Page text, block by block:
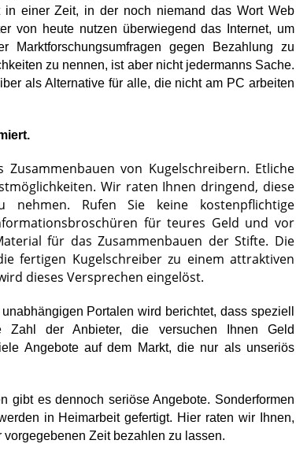
in einer Zeit, in der noch niemand das Wort Web
von heute nutzen überwiegend das Internet, um
Marktforschungsumfragen gegen Bezahlung zu
zu nennen, ist aber nicht jedermanns Sache.
als Alternative für alle, die nicht am PC arbeiten
von Kugelschreibern. Etliche
Wir raten Ihnen dringend, diese
Rufen Sie keine kostenpflichtige
für teures Geld und vor
für das Zusammenbauen der Stifte. Die
fertigen Kugelschreiber zu einem attraktiven
dieses Versprechen eingelöst.
Portalen wird berichtet, dass speziell
der Anbieter, die versuchen Ihnen Geld
Angebote auf dem Markt, die nur als unseriös
gibt es dennoch seriöse Angebote. Sonderformen
in Heimarbeit gefertigt. Hier raten wir Ihnen,
Zeit bezahlen zu lassen.